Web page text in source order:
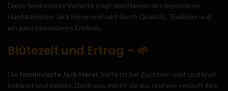
Diese feminisierte Variante trägt den Namen des legendären
Hanfaktivisten Jack Herer und lebt durch Qualität, Tradition und
ein ganz besonderes Erlebnis.
Blütezeit und Ertrag – 🌱
Die feminisierte Jack Herer Sorte ist bei Züchtern weit und breit
bekannt und beliebt. Doch was macht sie aus und wie verläuft ihre